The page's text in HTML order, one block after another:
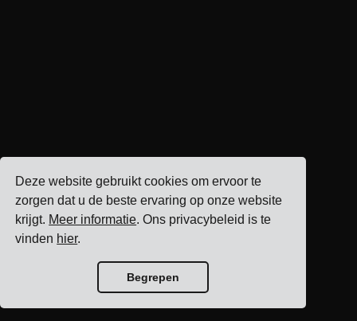
Deze website gebruikt cookies om ervoor te
zorgen dat u de beste ervaring op onze website
krijgt. Meer informatie. Ons privacybeleid is te
vinden hier.
Begrepen